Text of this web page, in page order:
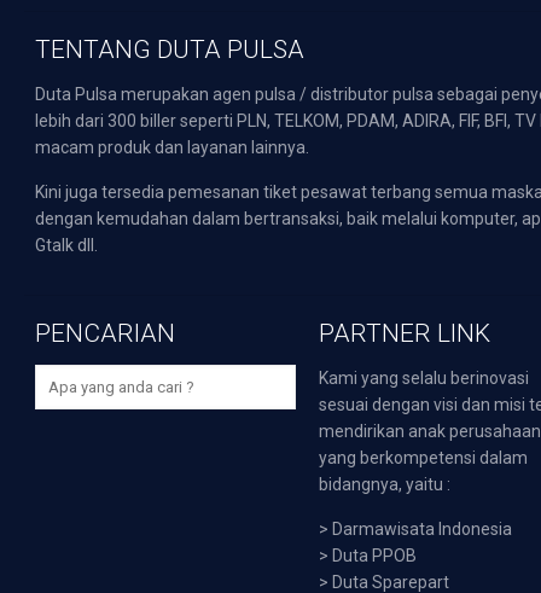
TENTANG DUTA PULSA
Duta Pulsa merupakan agen pulsa / distributor pulsa sebagai
lebih dari 300 biller seperti PLN, TELKOM, PDAM, ADIRA, FIF,
macam produk dan layanan lainnya.
Kini juga tersedia pemesanan tiket pesawat terbang semua
dengan kemudahan dalam bertransaksi, baik melalui komputer,
Gtalk dll.
PENCARIAN PARTNER LINK
Kami yang selalu berinovasi
sesuai dengan visi dan misi
mendirikan anak perusahaan
yang berkompetensi dalam
bidangnya, yaitu :
> Darmawisata Indonesia
> Duta PPOB
> Duta Sparepart